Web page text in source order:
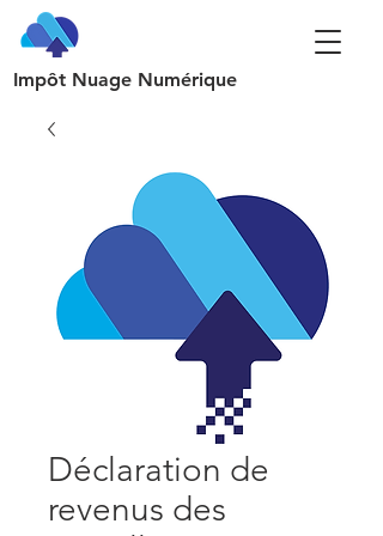
Impôt Nuage Numérique
Déclaration de
revenus des